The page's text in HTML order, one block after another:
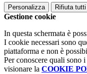
Personalizza Rifiuta tutti
Gestione cookie
In questa schermata è
I cookie necessari sono
piattaforma e non è
Per conoscere quali sono
visionare la COOKIE